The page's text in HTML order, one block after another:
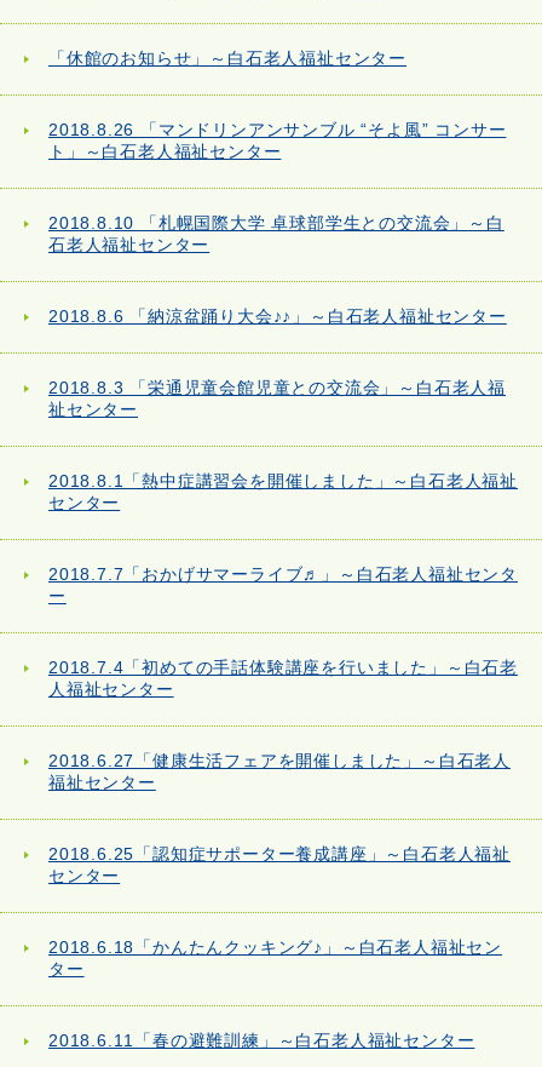
「休館のお知らせ」～白石老人福祉センター
2018.8.26 「マンドリンアンサンブル “そよ風” コンサー
ト」～白石老人福祉センター
2018.8.10 「札幌国際大学 卓球部学生との交流会」～白
石老人福祉センター
2018.8.6 「納涼盆踊り大会♪♪」～白石老人福祉センター
2018.8.3 「栄通児童会館児童との交流会」～白石老人福
祉センター
2018.8.1「熱中症講習会を開催しました」～白石老人福祉
センター
2018.7.7「おかげサマーライブ♬」～白石老人福祉センタ
ー
2018.7.4「初めての手話体験講座を行いました」～白石老
人福祉センター
2018.6.27「健康生活フェアを開催しました」～白石老人
福祉センター
2018.6.25「認知症サポーター養成講座」～白石老人福祉
センター
2018.6.18「かんたんクッキング♪」～白石老人福祉セン
ター
2018.6.11「春の避難訓練」～白石老人福祉センター